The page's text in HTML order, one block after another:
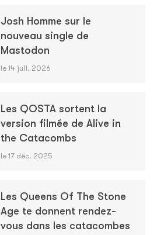
Josh Homme sur le
nouveau single de
Mastodon
le 14 juil. 2026
Les QOSTA sortent la
version filmée de Alive in
the Catacombs
le 17 déc. 2025
Les Queens Of The Stone
Age te donnent rendez-
vous dans les catacombes